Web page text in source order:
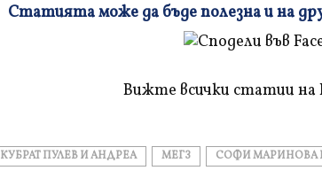
Статията може да бъде полезна и на
Вижте всички статии на
КУБРАТ ПУЛЕВ И АНДРЕА МЕГЗ СОФИ МАРИНОВА